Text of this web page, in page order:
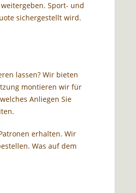
Sport- und
sichergestellt wird.
lassen? Wir bieten
montieren wir für
Anliegen Sie
erhalten. Wir
Was auf dem